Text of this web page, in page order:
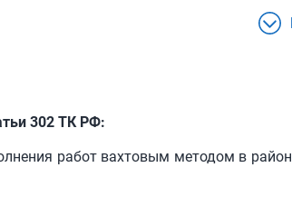
302 ТК РФ:
работ вахтовым методом в